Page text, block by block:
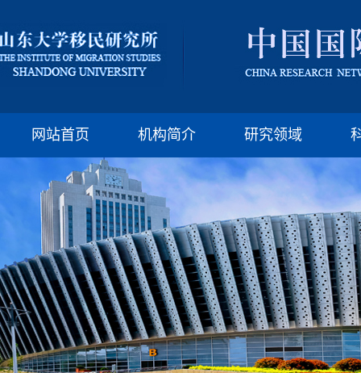
网站首页 机构简介 研究领域
版权所有：山东
邮编:250100 电话